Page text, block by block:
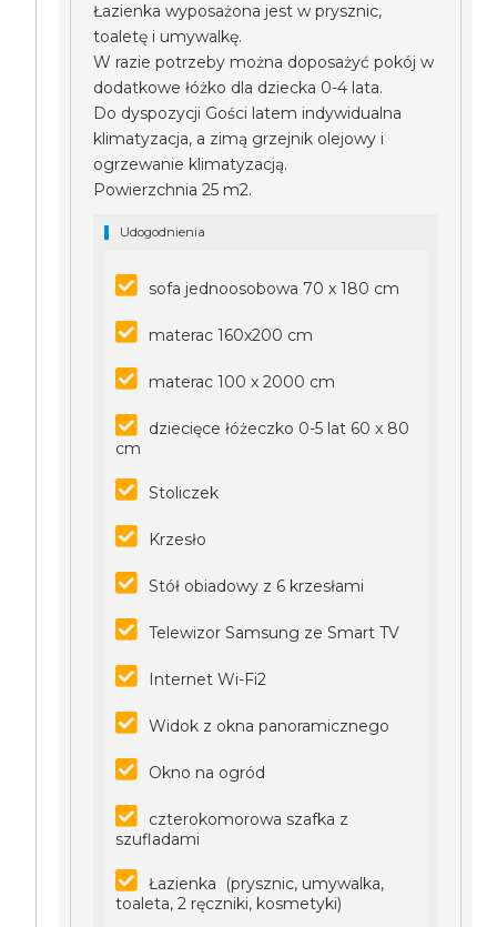
Łazienka wyposażona jest w prysznic,
toaletę i umywalkę.
W razie potrzeby można doposażyć pokój w
dodatkowe łóżko dla dziecka 0-4 lata.
Do dyspozycji Gości latem indywidualna
klimatyzacja, a zimą grzejnik olejowy i
ogrzewanie klimatyzacją.
Powierzchnia 25 m2.
Udogodnienia
sofa jednoosobowa 70 x 180 cm
materac 160x200 cm
materac 100 x 2000 cm
dziecięce łóżeczko 0-5 lat 60 x 80
cm
Stoliczek
Krzesło
Stół obiadowy z 6 krzesłami
Telewizor Samsung ze Smart TV
Internet Wi-Fi2
Widok z okna panoramicznego
Okno na ogród
czterokomorowa szafka z
szufladami
Łazienka (prysznic, umywalka,
toaleta, 2 ręczniki, kosmetyki)